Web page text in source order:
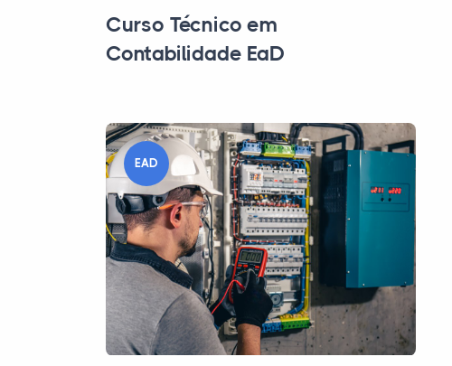
Curso Técnico em
Contabilidade EaD
EAD